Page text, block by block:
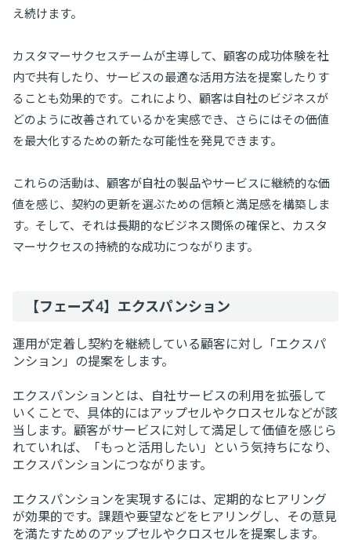
え続けます。
カスタマーサクセスチームが主導して、顧客の成功体験を社
内で共有したり、サービスの最適な活用方法を提案したりす
ることも効果的です。これにより、顧客は自社のビジネスが
どのように改善されているかを実感でき、さらにはその価値
を最大化するための新たな可能性を発見できます。
これらの活動は、顧客が自社の製品やサービスに継続的な価
値を感じ、契約の更新を選ぶための信頼と満足感を構築しま
す。そして、それは長期的なビジネス関係の確保と、カスタ
マーサクセスの持続的な成功につながります。
【フェーズ4】エクスパンション
運用が定着し契約を継続している顧客に対し「エクスパ
ンション」の提案をします。
エクスパンションとは、自社サービスの利用を拡張して
いくことで、具体的にはアップセルやクロスセルなどが該
当します。顧客がサービスに対して満足して価値を感じら
れていれば、「もっと活用したい」という気持ちになり、
エクスパンションにつながります。
エクスパンションを実現するには、定期的なヒアリング
が効果的です。課題や要望などをヒアリングし、その意見
を満たすためのアップセルやクロスセルを提案します。